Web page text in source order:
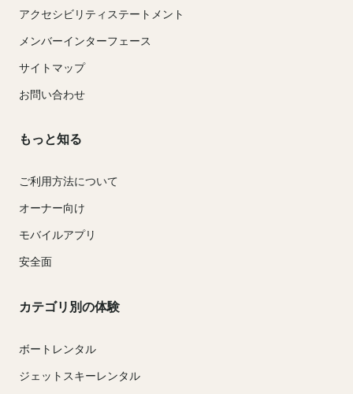
アクセシビリティステートメント
メンバーインターフェース
サイトマップ
お問い合わせ
もっと知る
ご利用方法について
オーナー向け
モバイルアプリ
安全面
カテゴリ別の体験
ボートレンタル
ジェットスキーレンタル